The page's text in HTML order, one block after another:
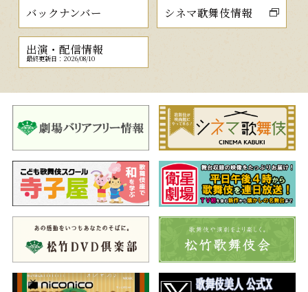
バックナンバー シネマ歌舞伎情報
出演・配信情報
最終更新日：2026/08/10